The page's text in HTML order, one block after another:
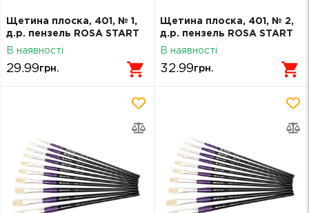
Щетина плоска, 401, № 1,
д.р. пензель ROSA START
В наявності
29.99грн.
Щетина плоска, 401, № 2,
д.р. пензель ROSA START
В наявності
32.99грн.